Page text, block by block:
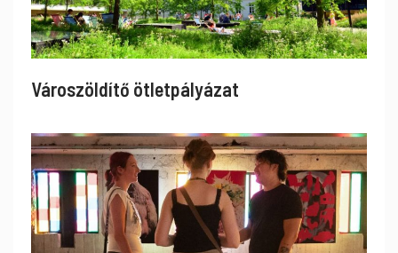
Városzöldítő ötletpályázat